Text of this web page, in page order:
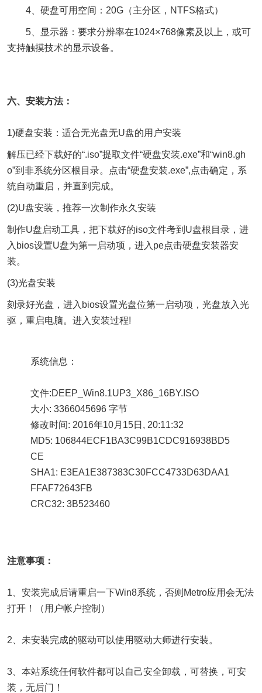
4、硬盘可用空间：20G（主分区，NTFS格式）
5、显示器：要求分辨率在1024×768像素及以上，或可
支持触摸技术的显示设备。
六、安装方法：
1)硬盘安装：适合无光盘无U盘的用户安装
解压已经下载好的“.iso”提取文件“硬盘安装.exe”和“win8.gh
o”到非系统分区根目录。点击“硬盘安装.exe”,点击确定，系
统自动重启，并直到完成。
(2)U盘安装，推荐一次制作永久安装
制作U盘启动工具，把下载好的iso文件考到U盘根目录，进
入bios设置U盘为第一启动项，进入pe点击硬盘安装器安
装。
(3)光盘安装
刻录好光盘，进入bios设置光盘位第一启动项，光盘放入光
驱，重启电脑。进入安装过程!
系统信息：
文件:DEEP_Win8.1UP3_X86_16BY.ISO
大小: 3366045696 字节
修改时间: 2016年10月15日, 20:11:32
MD5: 106844ECF1BA3C99B1CDC916938BD5
CE
SHA1: E3EA1E387383C30FCC4733D63DAA1
FFAF72643FB
CRC32: 3B523460
注意事项：
1、安装完成后请重启一下Win8系统，否则Metro应用会无法
打开！（用户帐户控制）
2、未安装完成的驱动可以使用驱动大师进行安装。
3、本站系统任何软件都可以自己安全卸载，可替换，可安
装，无后门！